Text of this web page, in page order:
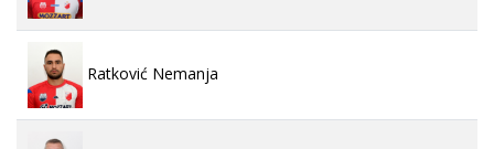
Ratković Nemanja